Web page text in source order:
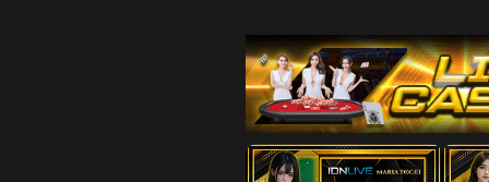
Sikat -
26
Putri Raja
Engsel -